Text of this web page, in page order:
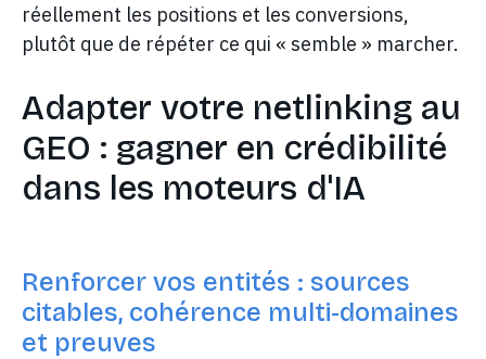
réellement les positions et les conversions,
plutôt que de répéter ce qui « semble » marcher.
Adapter votre netlinking au
GEO : gagner en crédibilité
dans les moteurs d'IA
Renforcer vos entités : sources
citables, cohérence multi-domaines
et preuves